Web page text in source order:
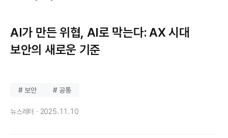
AI가 만든 위협, AI로 막는다: AX 시대
보안의 새로운 기준
# 보안 # 공통
뉴스레터 · 2025.11.10